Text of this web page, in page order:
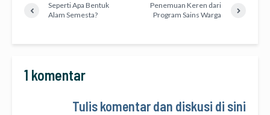
Seperti Apa Bentuk
Alam Semesta?
Penemuan Keren dari
Program Sains Warga
1 komentar
Tulis komentar dan diskusi di sini